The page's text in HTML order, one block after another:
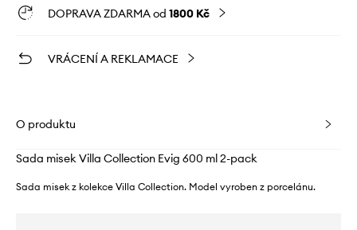
DOPRAVA ZDARMA od 1800 Kč
VRÁCENÍ A REKLAMACE
O produktu
Sada misek Villa Collection Evig 600 ml 2-pack
Sada misek z kolekce Villa Collection. Model vyroben z porcelánu.